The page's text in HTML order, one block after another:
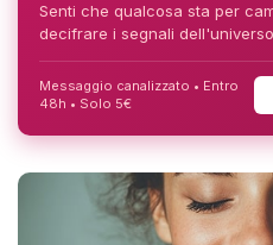
Senti che qualcosa sta per
decifrare i segnali
Messaggio canalizzato • Entro
48h • Solo 5€